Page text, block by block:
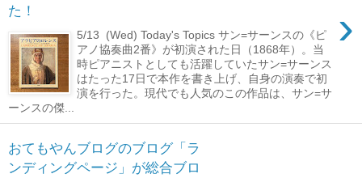
た！
›
5/13 (Wed) Today's Topics サン=サーンスの《ピ
アノ協奏曲2番》が初演された日（1868年）。当
時ピアニストとしても活躍していたサン=サーンス
はたった17日で本作を書き上げ、自身の演奏で初
演を行った。現代でも人気のこの作品は、サン=サ
ーンスの傑...
おてもやんブログのブログ「ラ
ンディングページ」が総合ブロ